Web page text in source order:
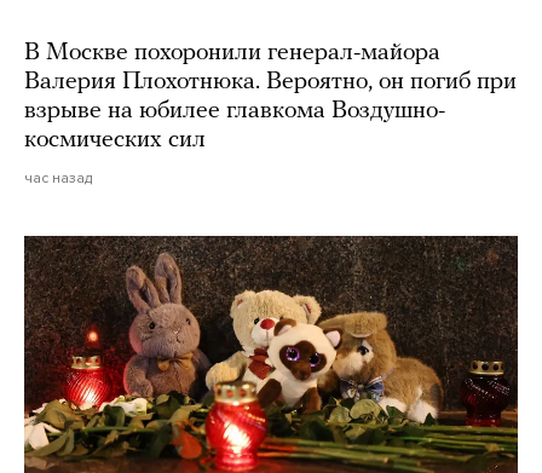
В Москве похоронили генерал-майора
Валерия Плохотнюка. Вероятно, он погиб при
взрыве на юбилее главкома Воздушно-
космических сил
час назад